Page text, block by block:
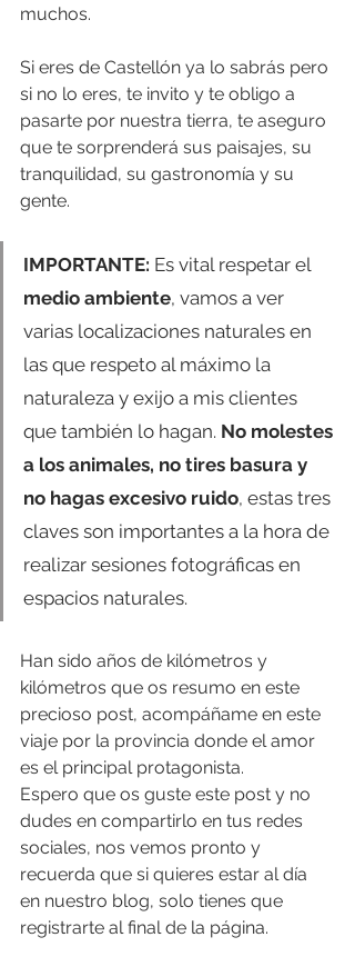
muchos.
Si eres de Castellón ya lo sabrás pero
si no lo eres, te invito y te obligo a
pasarte por nuestra tierra, te aseguro
que te sorprenderá sus paisajes, su
tranquilidad, su gastronomía y su
gente.
IMPORTANTE: Es vital respetar el
medio ambiente, vamos a ver
varias localizaciones naturales en
las que respeto al máximo la
naturaleza y exijo a mis clientes
que también lo hagan. No molestes
a los animales, no tires basura y
no hagas excesivo ruido, estas tres
claves son importantes a la hora de
realizar sesiones fotográficas en
espacios naturales.
Han sido años de kilómetros y
kilómetros que os resumo en este
precioso post, acompáñame en este
viaje por la provincia donde el amor
es el principal protagonista.
Espero que os guste este post y no
dudes en compartirlo en tus redes
sociales, nos vemos pronto y
recuerda que si quieres estar al día
en nuestro blog, solo tienes que
registrarte al final de la página.